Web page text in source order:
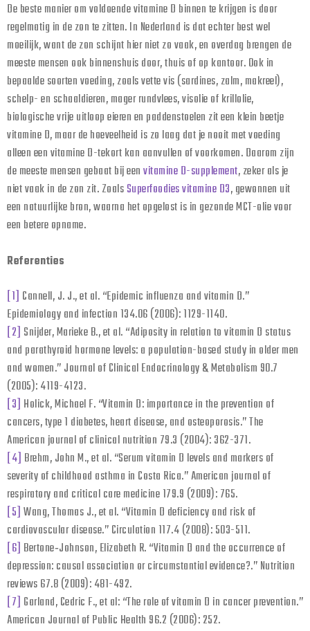
De beste manier om voldoende vitamine D binnen te krijgen is door
regelmatig in de zon te zitten. In Nederland is dat echter best wel
moeilijk, want de zon schijnt hier niet zo vaak, en overdag brengen de
meeste mensen ook binnenshuis door, thuis of op kantoor. Ook in
bepaalde soorten voeding, zoals vette vis (sardines, zalm, makreel),
schelp- en schaaldieren, mager rundvlees, visolie of krillolie,
biologische vrije uitloop eieren en paddenstoelen zit een klein beetje
vitamine D, maar de hoeveelheid is zo laag dat je nooit met voeding
alleen een vitamine D-tekort kan aanvullen of voorkomen. Daarom zijn
de meeste mensen gebaat bij eenvitamine D-supplement, zeker als je
niet vaak in de zon zit. ZoalsSuperfoodies vitamine D3, gewonnen uit
een natuurlijke bron, waarna het opgelost is in gezonde MCT-olie voor
een betere opname.
Referenties
[1] Cannell, J. J., et al. “Epidemic influenza and vitamin D.”
Epidemiology and infection 134.06 (2006): 1129-1140.
[2] Snijder, Marieke B., et al. “Adiposity in relation to vitamin D status
and parathyroid hormone levels: a population-based study in older men
and women.” Journal of Clinical Endocrinology & Metabolism 90.7
(2005): 4119-4123.
[3] Holick, Michael F. “Vitamin D: importance in the prevention of
cancers, type 1 diabetes, heart disease, and osteoporosis.” The
American journal of clinical nutrition 79.3 (2004): 362-371.
[4] Brehm, John M., et al. “Serum vitamin D levels and markers of
severity of childhood asthma in Costa Rica.” American journal of
respiratory and critical care medicine 179.9 (2009): 765.
[5] Wang, Thomas J., et al. “Vitamin D deficiency and risk of
cardiovascular disease.” Circulation 117.4 (2008): 503-511.
[6] Bertone‐Johnson, Elizabeth R. “Vitamin D and the occurrence of
depression: causal association or circumstantial evidence?.” Nutrition
reviews 67.8 (2009): 481-492.
[7] Garland, Cedric F., et al: “The role of vitamin D in cancer prevention.”
American Journal of Public Health 96.2 (2006): 252.